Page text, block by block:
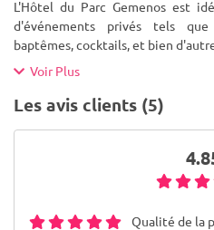
L'Hôtel du Parc Gemenos est
d'événements privés tels que
baptêmes, cocktails, et bien
Voir Plus
Les avis clients (5)
Qualité de la